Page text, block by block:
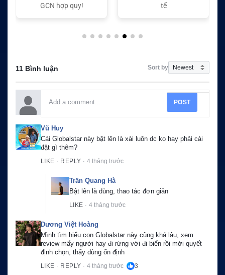
tế
tế
11 Bình luận Sort by
POST
Vũ Huy
Cái Globalstar này bật lên là xài luôn dc ko hay phải cài
đặt gì thêm?
LIKE · REPLY · 4 tháng trước
Trần Quang Hà
Bật lên là dùng, thao tác đơn giản
LIKE · 4 tháng trước
Dương Việt Hoàng
Mình tìm hiểu con Globalstar này cũng khá lâu, xem
review mấy người hay đi rừng với đi biển rồi mới quyết
định chọn, thấy dùng ổn định
LIKE · REPLY · 4 tháng trước 3